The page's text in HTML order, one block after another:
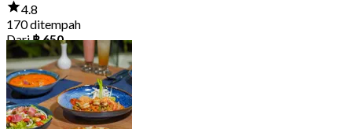
4.8
170 ditempah
Dari฿ 650